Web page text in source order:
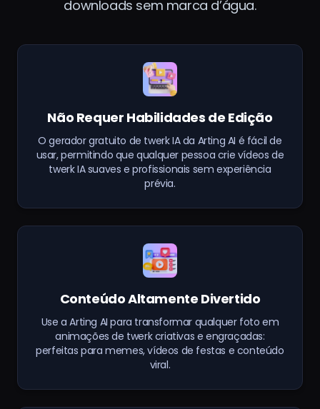
downloads sem marca d’água.
Não Requer Habilidades de Edição
O gerador gratuito de twerk IA da Arting AI é fácil de
usar, permitindo que qualquer pessoa crie vídeos de
twerk IA suaves e profissionais sem experiência
prévia.
Conteúdo Altamente Divertido
Use a Arting AI para transformar qualquer foto em
animações de twerk criativas e engraçadas:
perfeitas para memes, vídeos de festas e conteúdo
viral.